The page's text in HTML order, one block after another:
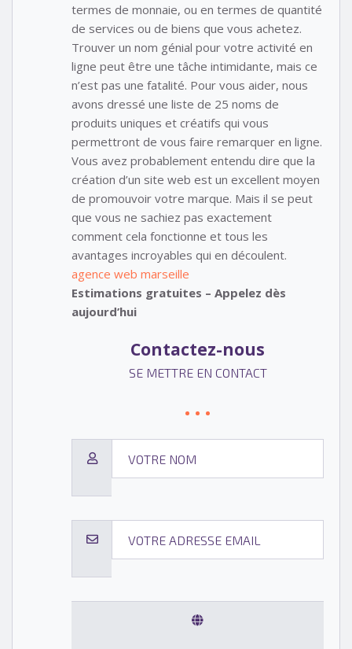
termes de monnaie, ou en termes de quantité
de services ou de biens que vous achetez.
Trouver un nom génial pour votre activité en
ligne peut être une tâche intimidante, mais ce
n’est pas une fatalité. Pour vous aider, nous
avons dressé une liste de 25 noms de
produits uniques et créatifs qui vous
permettront de vous faire remarquer en ligne.
Vous avez probablement entendu dire que la
création d’un site web est un excellent moyen
de promouvoir votre marque. Mais il se peut
que vous ne sachiez pas exactement
comment cela fonctionne et tous les
avantages incroyables qui en découlent.
agence web marseille
Estimations gratuites – Appelez dès
aujourd’hui
Contactez-nous
SE METTRE EN CONTACT